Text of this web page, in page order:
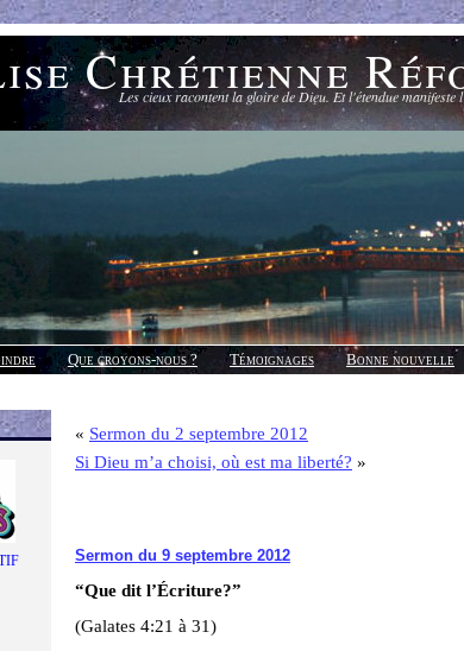
Chrétienne
Les cieux racontent la gloire de Dieu. Et l'étendue manifeste
Que croyons-nous ? Témoignages Bonne nouvelle
« Sermon du 2 septembre 2012
Si Dieu m’a choisi, où est ma liberté? »
Sermon du 9 septembre 2012
“Que dit l’Écriture?”
(Galates 4:21 à 31)